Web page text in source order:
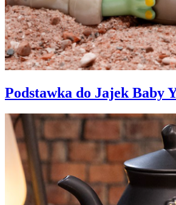
Podstawka do Jajek Baby